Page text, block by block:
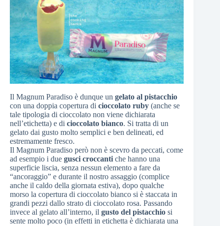
Il Magnum Paradiso è dunque un gelato al pistacchio
con una doppia copertura di cioccolato ruby (anche se
tale tipologia di cioccolato non viene dichiarata
nell’etichetta) e di cioccolato bianco. Si tratta di un
gelato dai gusto molto semplici e ben delineati, ed
estremamente fresco.
Il Magnum Paradiso però non è scevro da peccati, come
ad esempio i due gusci croccanti che hanno una
superficie liscia, senza nessun elemento a fare da
“ancoraggio” e durante il nostro assaggio (complice
anche il caldo della giornata estiva), dopo qualche
morso la copertura di cioccolato bianco si è staccata in
grandi pezzi dallo strato di cioccolato rosa. Passando
invece al gelato all’interno, il gusto del pistacchio si
sente molto poco (in effetti in etichetta è dichiarata una